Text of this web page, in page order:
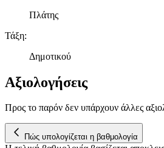
Πλάτης
Τάξη:
Δημοτικού
Αξιολογήσεις
Προς το παρόν δεν υπάρχουν άλλες
Πώς υπολογίζεται η βαθμολογία